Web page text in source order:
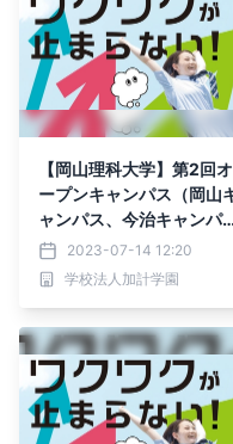
【岡山理科大学】第2回オ
ープンキャンパス（岡山
ャンパス、今治キャンパ
ス）｜2023年7月29日
（土）、7月30日（日）
開催！
2023-07-14 12:20
学校法人加計学園